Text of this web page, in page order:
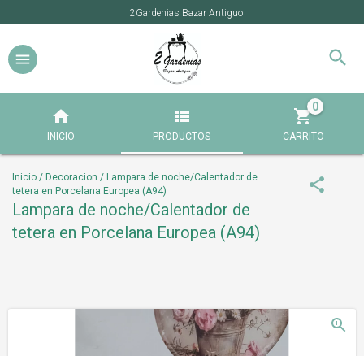
2Gardenias Bazar Antiguo
INICIO PRODUCTOS CARRITO
0
Inicio / Decoracion / Lampara de noche/Calentador de
tetera en Porcelana Europea (A94)
Lampara de noche/Calentador de
tetera en Porcelana Europea (A94)